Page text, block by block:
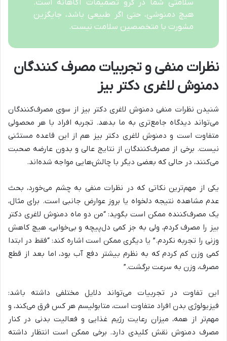
سلامتی شما در گرو تصمیمات آگاهانه است.
هیچ دمنوشی، حتی اگر طبیعی باشد، جایگزین
مشورت با متخصصین سلامت نیست.
نظرات منفی و تجربیات مصرف‌ کنندگان
دمنوش لاغری دکتر بیز
شنیدن نظرات منفی دمنوش لاغری دکتر بیز از سوی مصرف‌کنندگان
می‌تواند دیدگاه جامع‌تری به ما بدهد. تجربه افراد با هر محصولی
متفاوت است و دمنوش لاغری دکتر بیز هم از این قاعده مستثنی
نیست. برخی از مصرف‌کنندگان از نتایج عالی و بدون عارضه صحبت
می‌کنند، در حالی که بعضی دیگر با چالش‌هایی مواجه شده‌اند.
یکی از مهم‌ترین نکاتی که در نظرات منفی به چشم می‌خورد، بحث
عدم مشاهده نتیجه دلخواه یا بروز عوارض جانبی است. برای مثال،
یک مصرف‌کننده ممکن است بگوید: “من دو ماه دمنوش لاغری دکتر
بیز را مصرف کردم، ولی به جز کمی دل‌پیچه و بی‌خوابی، هیچ کاهش
وزنی را تجربه نکردم.” یا دیگری ممکن است اشاره کند: “فقط در ابتدا
کمی وزن کم کردم که به نظرم بیشتر دفع آب بود، اما بعد از قطع
مصرف، وزن به سرعت برگشت.”
این تفاوت در تجربیات می‌تواند دلایل مختلفی داشته باشد:
فیزیولوژی بدن افراد متفاوت است، متابولیسم هر کس فرق می‌کند، و
مهم‌تر از همه، میزان رعایت رژیم غذایی و فعالیت بدنی در کنار
مصرف دمنوش نقش کلیدی دارد. برخی ممکن است انتظار داشته